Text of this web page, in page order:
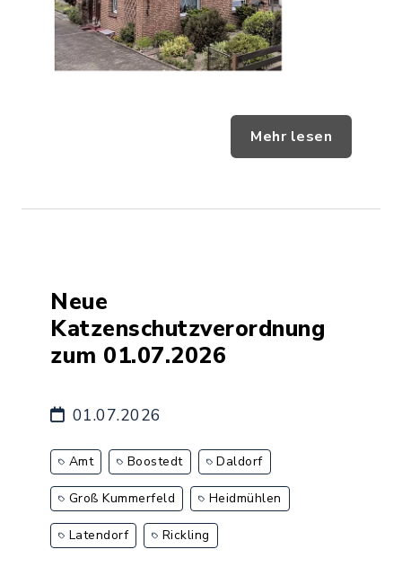
Mehr lesen
Neue
Katzenschutzverordnung
zum 01.07.2026
01.07.2026
Amt Boostedt Daldorf
Groß Kummerfeld Heidmühlen
Latendorf Rickling